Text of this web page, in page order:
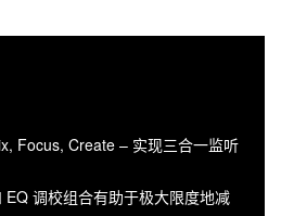
Focus, Create – 实现三合一监听
调校组合有助于极大限度地减